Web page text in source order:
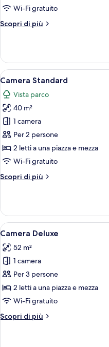
Wi-Fi gratuito
Scopri di più
Altri
Basic
Apri
tutte
le
foto
per
Camera
Standard
8
Camera Standard
Vista parco
40 m²
1 camera
Per 2 persone
2 letti a una piazza e mezza
Wi-Fi gratuito
Scopri di più
Altri
Standard
Apri
tutte
le
foto
per
Camera
Deluxe
12
Camera Deluxe
52 m²
1 camera
Per 3 persone
2 letti a una piazza e mezza
Wi-Fi gratuito
Scopri di più
Altri